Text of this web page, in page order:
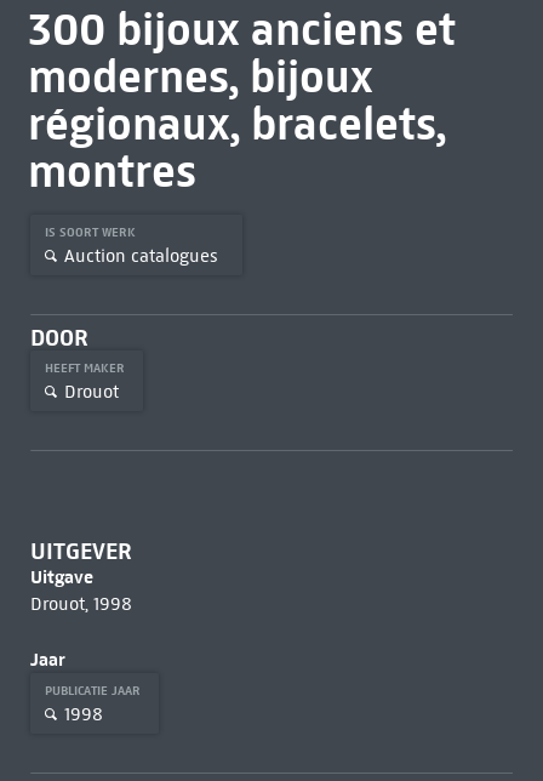
300 bijoux anciens et
modernes, bijoux
régionaux, bracelets,
montres
IS SOORT WERK
Auction catalogues
DOOR
HEEFT MAKER
Drouot
UITGEVER
Uitgave
Drouot, 1998
Jaar
PUBLICATIE JAAR
1998